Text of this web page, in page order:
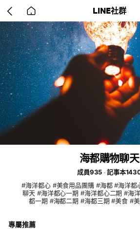
back
to
home
LINE社群
海都購物聊天
成員935
記事本
#海洋都心 #美食用品團購 #海都 #海洋都
聊天 #海洋都心一期 #海洋都心二期 #海
都一期 #海都二期 #海都三期 #美食 #
專屬推薦